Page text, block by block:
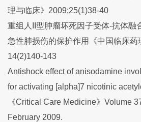
理与临床》2009;25(1)38-40
重组人II型肿瘤坏死因子受体-抗体融
急性肺损伤的保护作用《中国临床药
14(2)140-143
Antishock effect of anisodamine
for activating [alpha]7 nicotinic
《Critical Care Medicine》Volume
February 2009.